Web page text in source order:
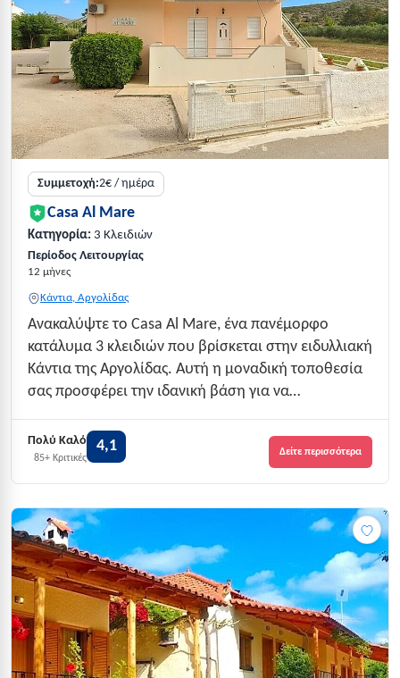
Συμμετοχή:2€ / ημέρα
Casa Al Mare
Κατηγορία: 3 Κλειδιών
Περίοδος Λειτουργίας
12 μήνες
Κάντια, Αργολίδας
Ανακαλύψτε το Casa Al Mare, ένα πανέμορφο
κατάλυμα 3 κλειδιών που βρίσκεται στην ειδυλλιακή
Κάντια της Αργολίδας. Αυτή η μοναδική τοποθεσία
σας προσφέρει την ιδανική βάση για να
και οι εξαιρετικές παροχές του σας κάνουν να
νιώθετε σαν στο σπίτι σας. Με δυναμικότητα 28
ατό...
Πολύ Καλό
85+ Κριτικές
4,1 Δείτε περισσότερα